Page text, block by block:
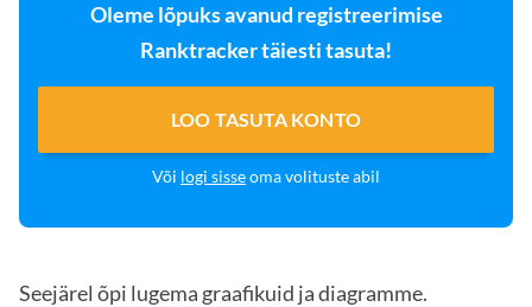
Oleme lõpuks avanud registreerimise
Ranktracker täiesti tasuta!
LOO TASUTA KONTO
Või logi sisseoma volituste abil
Seejärel õpi lugema graafikuid ja diagramme.